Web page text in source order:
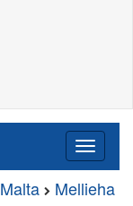
Malta Mellieha